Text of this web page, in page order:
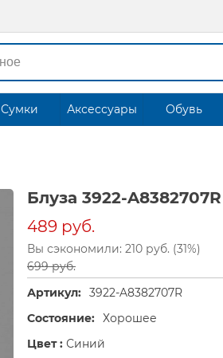
Сумки Аксессуары Обувь
Блуза 3922-A8382707R
489 руб.
Вы сэкономили: 210 руб. (31%)
699 руб.
Артикул: 3922-A8382707R
Состояние: Хорошее
Цвет : Синий